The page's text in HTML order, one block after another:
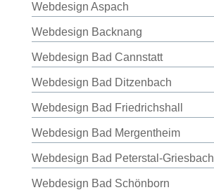
Webdesign Aspach
Webdesign Backnang
Webdesign Bad Cannstatt
Webdesign Bad Ditzenbach
Webdesign Bad Friedrichshall
Webdesign Bad Mergentheim
Webdesign Bad Peterstal-Griesbach
Webdesign Bad Schönborn